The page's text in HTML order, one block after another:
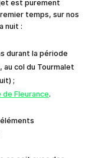
est purement
temps, sur nos
nuit :
durant la période
au col du Tourmalet
;
de Fleurance.